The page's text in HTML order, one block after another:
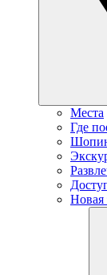
Места
Где
Новая